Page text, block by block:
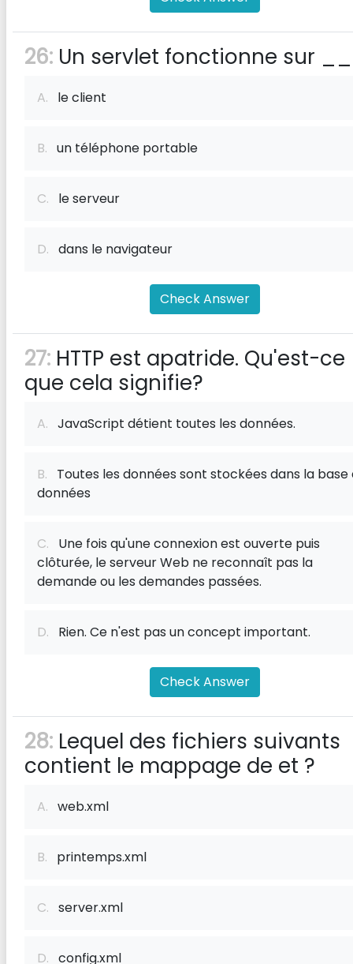
26: Un servlet fonctionne sur
A. le client
B. un téléphone portable
C. le serveur
D. dans le navigateur
Check Answer
27: HTTP est apatride. Qu'est-ce
que cela signifie?
A. JavaScript détient toutes les données.
B. Toutes les données sont stockées dans la base
données
C. Une fois qu'une connexion est ouverte puis
clôturée, le serveur Web ne reconnaît pas la
demande ou les demandes passées.
D. Rien. Ce n'est pas un concept important.
Check Answer
28: Lequel des fichiers suivants
contient le mappage de et ?
A. web.xml
B. printemps.xml
C. server.xml
D. config.xml